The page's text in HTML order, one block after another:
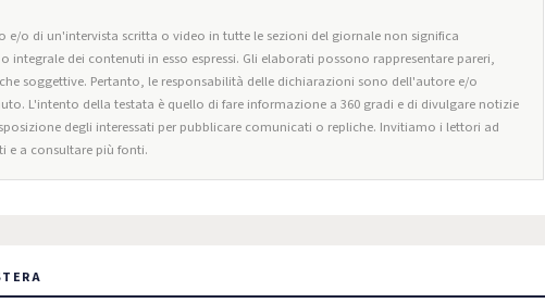
e/o di un'intervista scritta o video in tutte le sezioni del giornale non significa
integrale dei contenuti in esso espressi. Gli elaborati possono rappresentare pareri,
soggettive. Pertanto, le responsabilità delle dichiarazioni sono dell'autore e/o
L'intento della testata è quello di fare informazione a 360 gradi e di divulgare notizie
degli interessati per pubblicare comunicati o repliche. Invitiamo i lettori ad
e a consultare più fonti.